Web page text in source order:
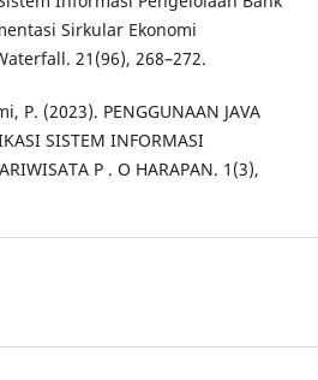
Sirkular Ekonomi
21(96), 268–272.
P. (2023). PENGGUNAAN JAVA
SISTEM INFORMASI
P . O HARAPAN. 1(3),